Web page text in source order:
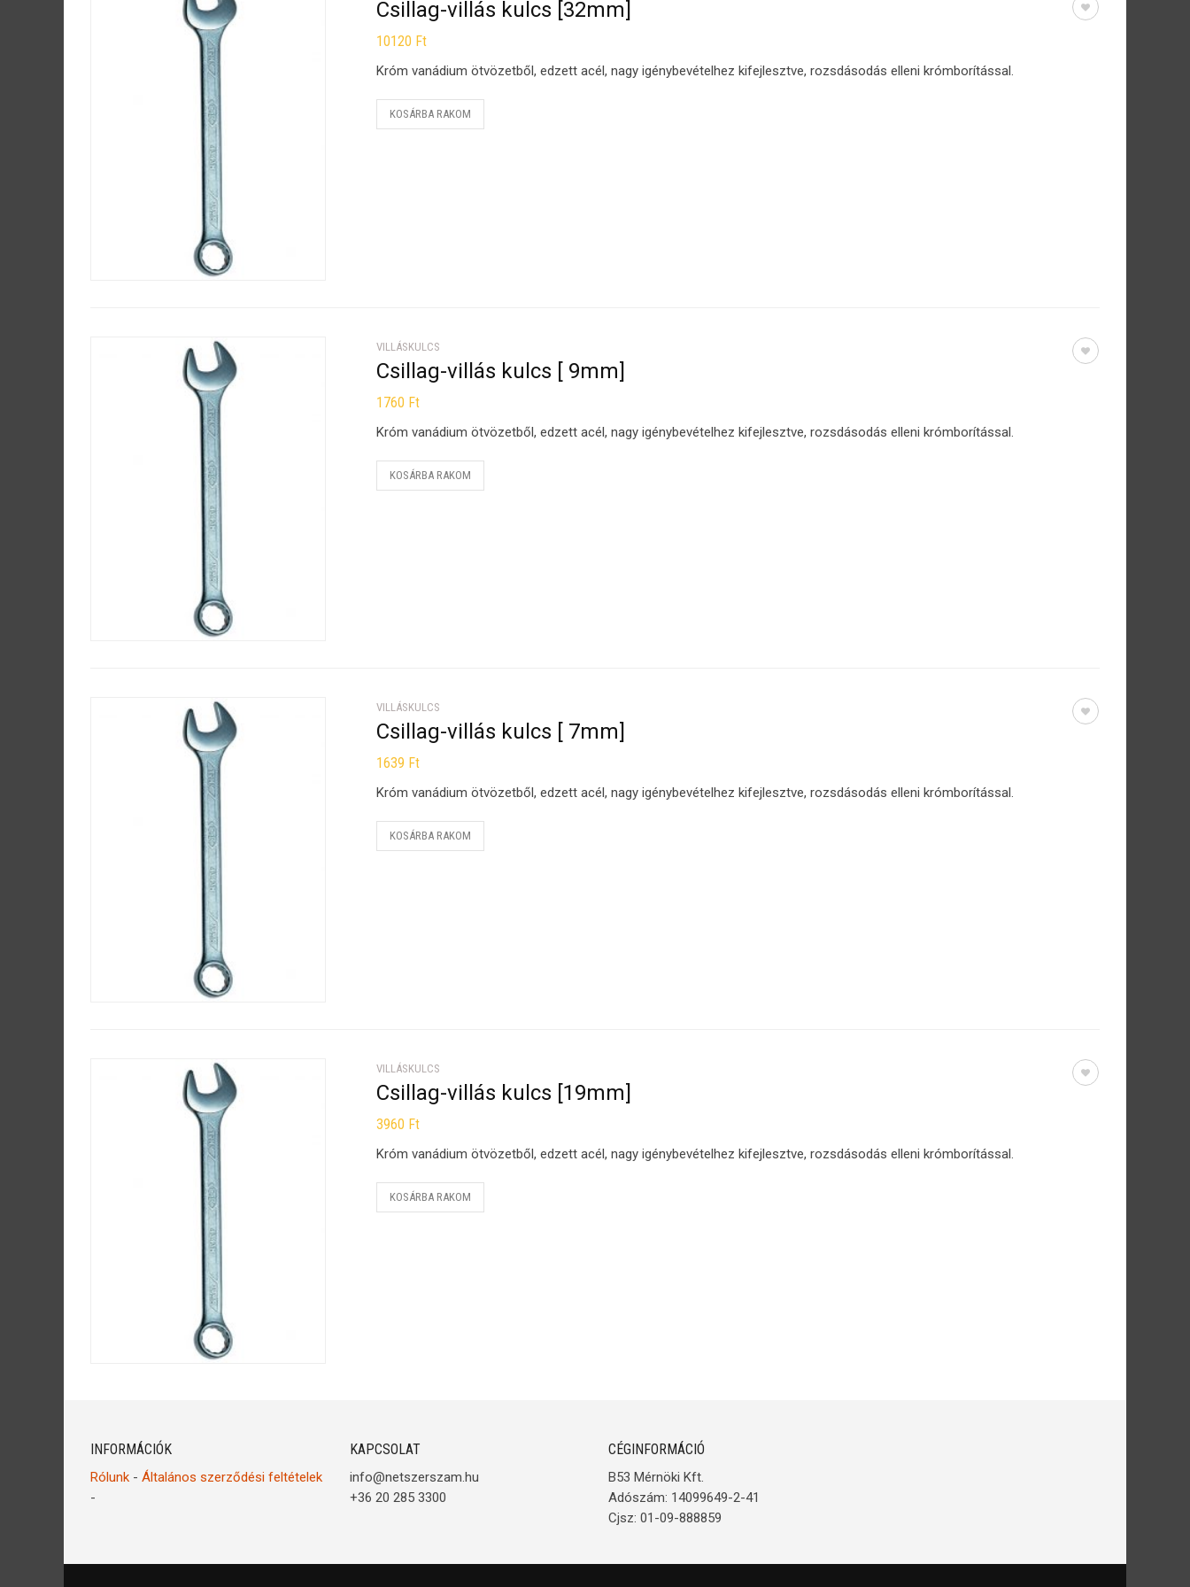
Csillag-villás kulcs [32mm]
10120 Ft
Króm vanádium ötvözetből, edzett acél, nagy igénybevételhez kifejlesztve, rozsdásodás elleni krómborítással.
KOSÁRBA RAKOM
VILLÁSKULCS
Csillag-villás kulcs [ 9mm]
1760 Ft
Króm vanádium ötvözetből, edzett acél, nagy igénybevételhez kifejlesztve, rozsdásodás elleni krómborítással.
KOSÁRBA RAKOM
VILLÁSKULCS
Csillag-villás kulcs [ 7mm]
1639 Ft
Króm vanádium ötvözetből, edzett acél, nagy igénybevételhez kifejlesztve, rozsdásodás elleni krómborítással.
KOSÁRBA RAKOM
VILLÁSKULCS
Csillag-villás kulcs [19mm]
3960 Ft
Króm vanádium ötvözetből, edzett acél, nagy igénybevételhez kifejlesztve, rozsdásodás elleni krómborítással.
KOSÁRBA RAKOM
INFORMÁCIÓK
Rólunk - Általános szerződési feltételek
-
KAPCSOLAT
info@netszerszam.hu
+36 20 285 3300
CÉGINFORMÁCIÓ
B53 Mérnöki Kft.
Adószám: 14099649-2-41
Cjsz: 01-09-888859